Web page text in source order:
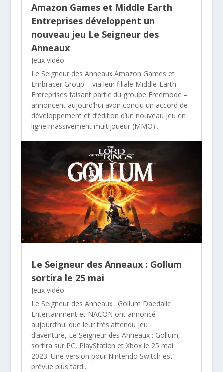
Amazon Games et Middle Earth
Entreprises développent un
nouveau jeu Le Seigneur des
Anneaux
Jeux vidéo
Le Seigneur des Anneaux Amazon Games et
Embracer Group – via leur filiale Middle-Earth
Entreprises faisant partie du groupe Freemode –
annoncent aujourd’hui avoir conclu un accord de
développement et d’édition d’un nouveau jeu en
ligne massivement multijoueur (MMO)...
Le Seigneur des Anneaux : Gollum
sortira le 25 mai
Jeux vidéo
Le Seigneur des Anneaux : Gollum Daedalic
Entertainment et NACON ont annoncé
aujourd’hui que leur très attendu jeu
d’aventure, Le Seigneur des Anneaux : Gollum,
sortira sur PC, PlayStation et Xbox le 25 mai
2023. Une version pour Nintendo Switch est
prévue plus tard...